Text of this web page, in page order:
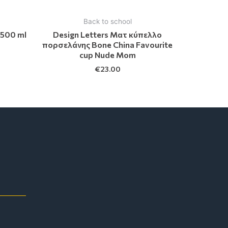
ml
Back to school
Design Letters Ματ κύπελλο
πορσελάνης Bone China Favourite
cup Nude Mom
€23.00